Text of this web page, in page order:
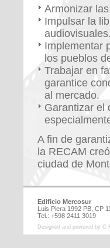
Armonizar
Impulsar la
audiovisuales.
Implementar
los pueblos
Trabajar en
garantice
al mercado.
Garantizar el
A fin de
la RECAM
ciudad de
Edificio Mercosur
Luis Piera 1992 PB, CP
Tel.: +598 2411 3019
Designed and powered by C